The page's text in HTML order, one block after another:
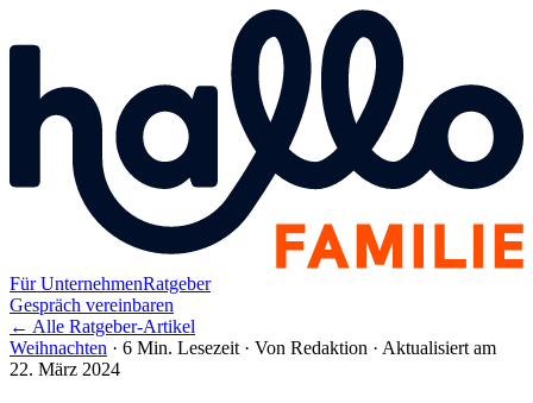
Für UnternehmenRatgeber
Gespräch vereinbaren
← Alle Ratgeber-Artikel
Weihnachten · 6 Min. Lesezeit · Von Redaktion · Aktualisiert am
22. März 2024